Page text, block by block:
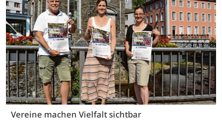
Vereine machen Vielfalt sichtbar